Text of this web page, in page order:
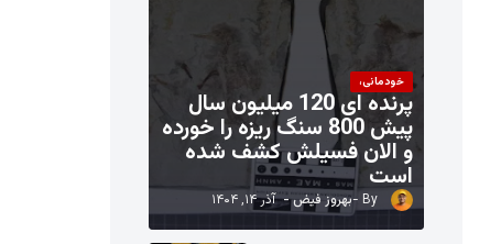
خودمانی،
پرنده ای 120 میلیون سال
پیش 800 سنگ ریزه را خورده
و الان فسیلش کشف شده
است
بهروز فیض آذر ۱۴, ۱۴۰۴